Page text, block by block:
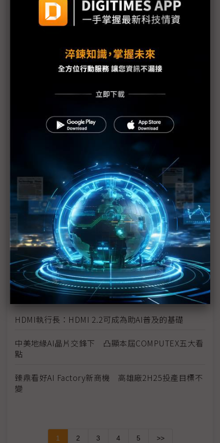
《不具名消息》EP17：川普專挑軟「蘋果」吃？電腦
展的Showgirl呢？
Tech666：【產業觀察小教室】COMPUTEX 2025觀
察，x86光環褪去後，Arm陣營將崛起？
英特爾陳立武的三支箭｜《科技中心點》EP55
評析：一場台系IC設計力挺的COMPUTEX
建碁COMPUTEX展Edge IPC新品 打造高效AI科技
執法方案
黃仁勳直言AI晶片管制錯誤 業界示警：對美弊大於
利
台廠參戰人形機器人 供應鏈看好鴻海、和碩拔頭籌
《科技聽IC》COMPUTEX 2025今年的新商機？
Synaptics副總裁：多元產品、自主IP助攻自家MCU
卡位邊緣AI
HDMI執行長：HDMI 2.2可成為助AI普及的基礎
中美地緣AI晶片交鋒下 凸顯本屆COMPUTEX五大看
點
臻鼎看好AI Factory新商機 高雄廠2H25投產目標不
變
1 2 3 4 5 >>